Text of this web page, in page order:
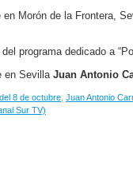
en Morón de la Frontera,
del programa dedicado a
en Sevilla Juan Antonio
8 de octubre Juan Antonio
Sur TV)